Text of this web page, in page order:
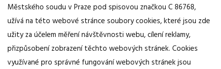
Městského soudu v Praze pod spisovou značkou C 86768,
užívá na této webové stránce soubory cookies, které jsou zde
užity za účelem měření návštěvnosti webu, cílení reklamy,
přizpůsobení zobrazení těchto webových stránek. Cookies
využívané pro správné fungování webových stránek jsou